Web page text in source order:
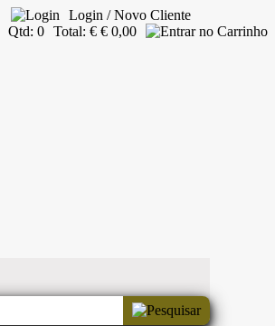
Login / Novo Cliente
Qtd: 0 Total: € € 0,00